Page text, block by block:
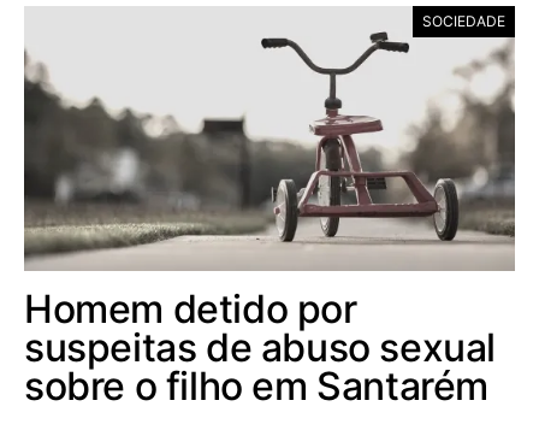
SOCIEDADE
Homem detido por
suspeitas de abuso sexual
sobre o filho em Santarém